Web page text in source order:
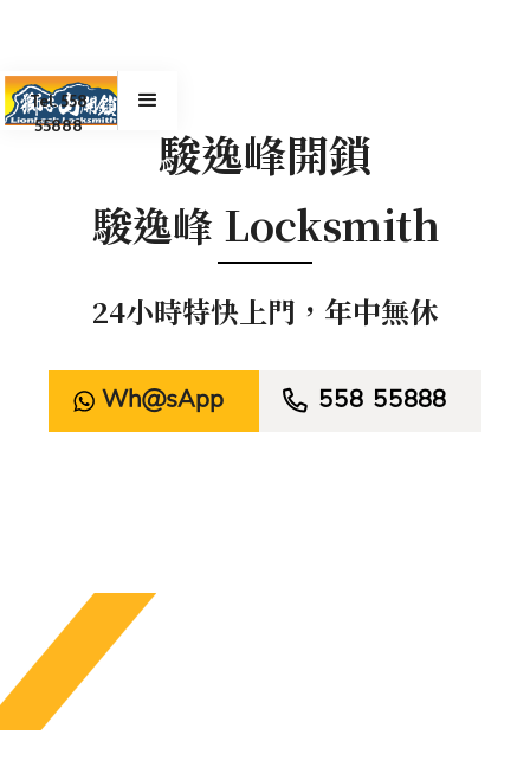
Tel. 558
55888
駿逸峰開鎖
駿逸峰 Locksmith
24小時特快上門，年中無休
WhatsApp  558 55888